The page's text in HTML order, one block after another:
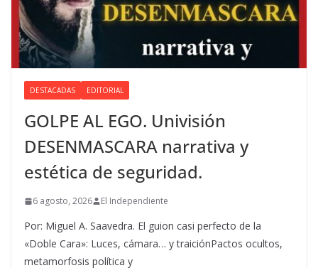
DESTACADAS EDITORIAL
GOLPE AL EGO. Univisión
DESENMASCARA narrativa y
estética de seguridad.
6 agosto, 2026 El Independiente
Por: Miguel A. Saavedra. El guion casi perfecto de la
«Doble Cara»: Luces, cámara… y traiciónPactos ocultos,
metamorfosis política y